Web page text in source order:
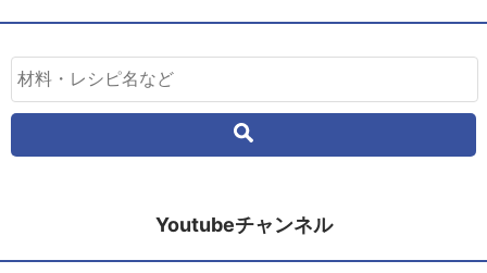
Youtubeチャンネル